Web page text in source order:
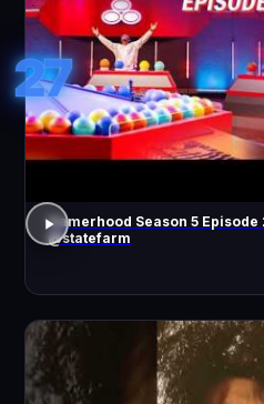
27
Gamerhood Season 5
@statefarm